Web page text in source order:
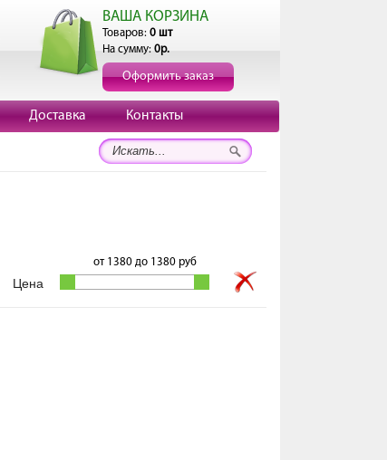
ВАША КОРЗИНА
Товаров: 0 шт
На сумму: 0р.
Оформить заказ
Доставка Контакты
от 1380до 1380 руб